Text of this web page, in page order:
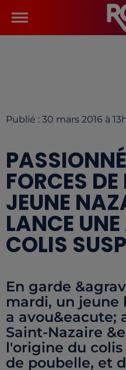
Publié : 30 mars 2016 à
FORCES
JEUNE
LANCE
COLIS
En garde
mardi, un jeune
a avou&eacute;
Saint-Nazaire
l'origine du
de poubelle, et